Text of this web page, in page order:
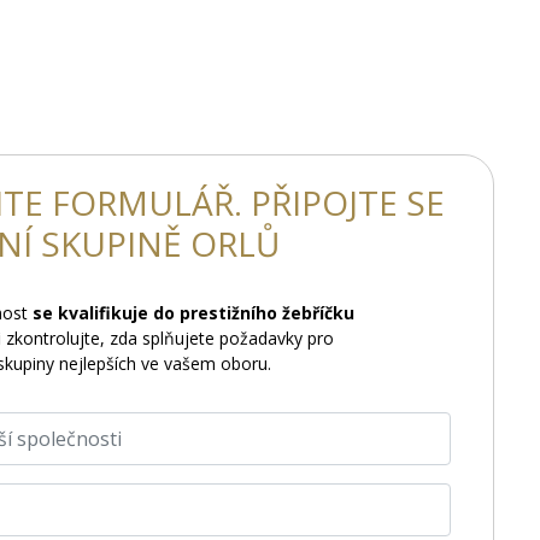
FORMULÁŘ. PŘIPOJTE SE
SKUPINĚ ORLŮ
se kvalifikuje do prestižního žebříčku
zkontrolujte, zda splňujete požadavky pro
nejlepších ve vašem oboru.